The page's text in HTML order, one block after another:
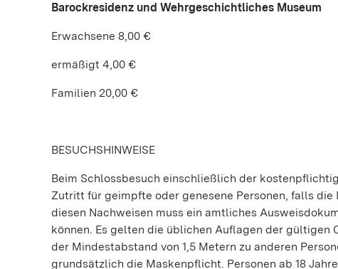
Barockresidenz und Wehrgeschichtliches Museum
Erwachsene 8,00 €
ermäßigt 4,00 €
Familien 20,00 €
BESUCHSHINWEISE
Beim Schlossbesuch einschließlich der
Zutritt für geimpfte oder genesene Personen, falls
diesen Nachweisen muss ein amtliches
können. Es gelten die üblichen Auflagen der gültigen
der Mindestabstand von 1,5 Metern zu anderen
grundsätzlich die Maskenpflicht. Personen ab 18